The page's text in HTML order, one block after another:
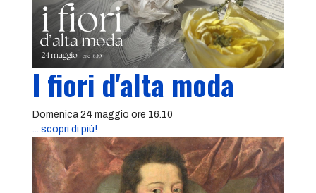
I fiori d'alta moda
Domenica 24 maggio ore 16.10
... scopri di più!